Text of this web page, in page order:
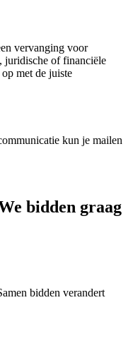
vervanging voor
juridische of financiële
met de juiste
kun je mailen
bidden graag
bidden verandert